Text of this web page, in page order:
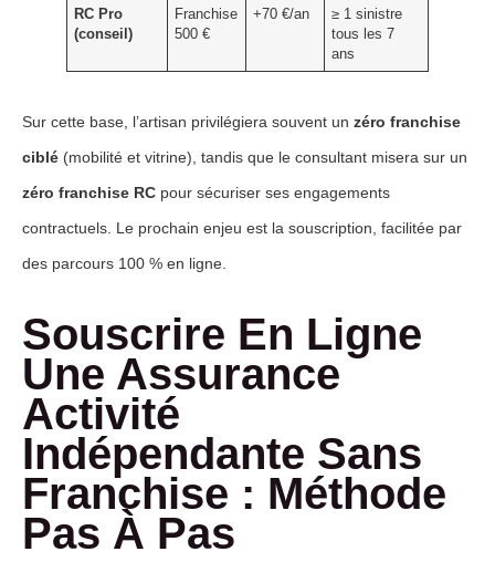
RC Pro
(conseil)
Franchise
500 €
+70 €/an
≥ 1 sinistre
tous les 7
ans
Sur cette base, l’artisan privilégiera souvent un zéro franchise
ciblé (mobilité et vitrine), tandis que le consultant misera sur un
zéro franchise RC pour sécuriser ses engagements
contractuels. Le prochain enjeu est la souscription, facilitée par
des parcours 100 % en ligne.
Souscrire En Ligne
Une Assurance
Activité
Indépendante Sans
Franchise : Méthode
Pas À Pas